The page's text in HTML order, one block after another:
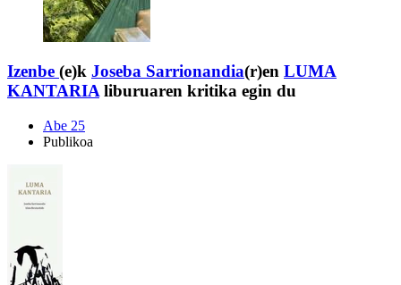
Izenbe (e)k Joseba Sarrionandia(r)en LUMA
KANTARIAliburuaren kritika egin du
Abe 25
Publikoa